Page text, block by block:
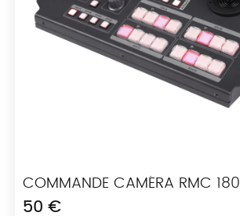
COMMANDE CAMÉRA RMC 180
50 €